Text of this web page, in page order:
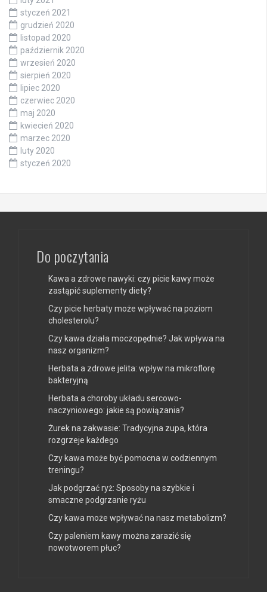
styczeń 2021
grudzień 2020
listopad 2020
październik 2020
wrzesień 2020
sierpień 2020
lipiec 2020
czerwiec 2020
maj 2020
kwiecień 2020
marzec 2020
luty 2020
styczeń 2020
Do poczytania
Kawa a zdrowe nawyki: czy picie kawy może
zastąpić suplementy diety?
Czy picie herbaty może wpływać na poziom
cholesterolu?
Czy kawa działa moczopędnie? Jak wpływa na
nasz organizm?
Herbata a zdrowe jelita: wpływ na mikroflorę
bakteryjną
Herbata a choroby układu sercowo-
naczyniowego: jakie są powiązania?
Żurek na zakwasie: Tradycyjna zupa, która
rozgrzeje każdego
Czy kawa może być pomocna w codziennym
treningu?
Jak podgrzać ryż: Sposoby na szybkie i
smaczne podgrzanie ryżu
Czy kawa może wpływać na nasz metabolizm?
Czy paleniem kawy można zarazić się
nowotworem płuc?